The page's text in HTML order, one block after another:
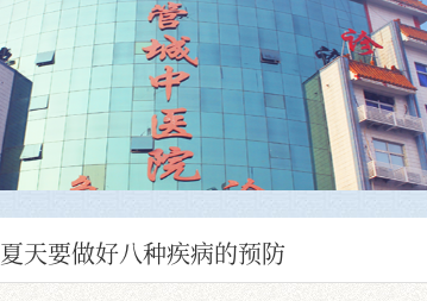
夏天要做好八种疾病的预防